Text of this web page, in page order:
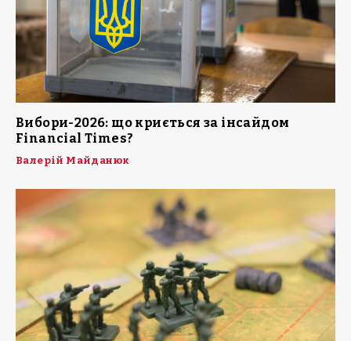
Вибори-2026: що криється за інсайдом
Financial Times?
Валерій Майданюк